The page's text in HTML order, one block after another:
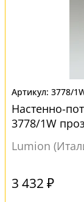
3778/
Настенно-
3778/1W
Lumion
3 432 ₽